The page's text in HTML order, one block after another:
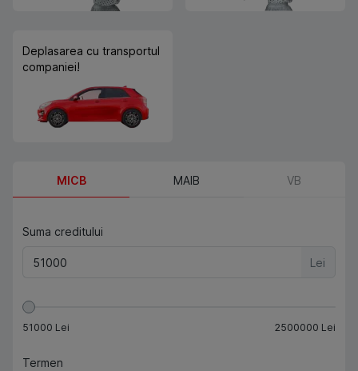
Deplasarea cu transportul
companiei!
MICB MAIB VB
Suma creditului
Lei
51000 Lei 2500000 Lei
Termen